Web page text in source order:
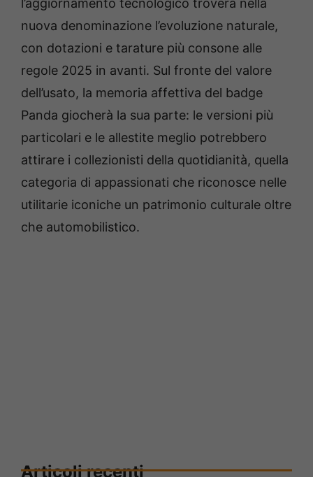
l’aggiornamento tecnologico troverà nella
nuova denominazione l’evoluzione naturale,
con dotazioni e tarature più consone alle
regole 2025 in avanti. Sul fronte del valore
dell’usato, la memoria affettiva del badge
Panda giocherà la sua parte: le versioni più
particolari e le allestite meglio potrebbero
attirare i collezionisti della quotidianità, quella
categoria di appassionati che riconosce nelle
utilitarie iconiche un patrimonio culturale oltre
che automobilistico.
Articoli recenti